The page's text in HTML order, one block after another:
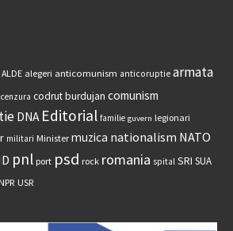
ALDE alegeri anticomunism anticoruptie armata
cenzura codrut burdujan comunism
DNA Editorial familie guvern legionari
militari Minister muzica nationalism NATO
pnl port psd rock romania spital SRI SUA
USR